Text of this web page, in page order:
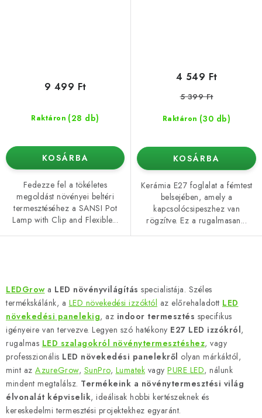
Raktáron (28 db)
9 499 Ft
KOSÁRBA
Fedezze fel a tökéletes
megoldást növényei beltéri
termesztéséhez a SANSI Pot
Lamp with Clip and Flexible...
Raktáron (30 db)
4 549 Ft
5 399 Ft
KOSÁRBA
Kerámia E27 foglalat a fémtest
belsejében, amely a
kapcsolócsipeszhez van
rögzítve. Ez a rugalmasan...
i
s
t
a
i
r
á
n
y
LEDGrowa LED növényvilágítás specialistája. Széles
termékskálánk, a LED növekedési izzóktól az előrehaladott LED
növekedési panelekig, az indoor termesztés specifikus
igényeire van tervezve. Legyen szó hatékony E27 LED izzókról,
rugalmas LED szalagokról növénytermesztéshez, vagy
professzionális LED növekedési panelekről olyan márkáktól,
mint az AzureGrow, SunPro, Lumatek vagy PURE LED, nálunk
mindent megtalálsz. Termékeink a növénytermesztési világ
élvonalát képviselik, ideálisak hobbi kertészeknek és
kereskedelmi termesztési projektekhez egyaránt.